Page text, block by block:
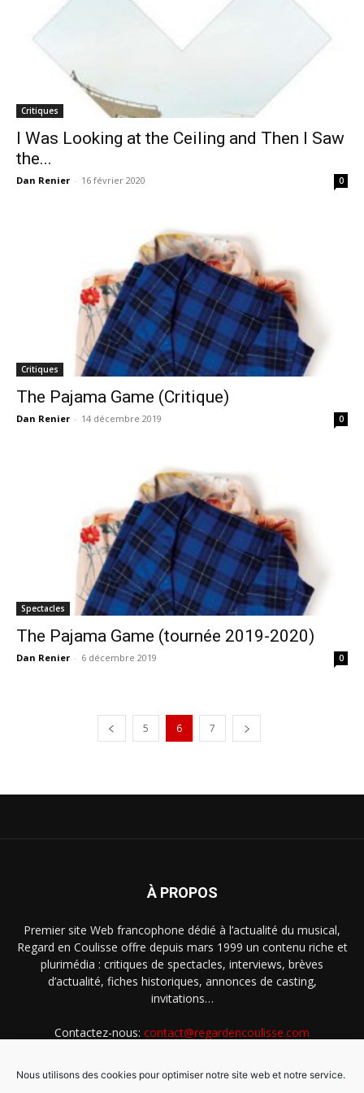
Nous utilisons des cookies pour optimiser notre site web et notre service.
Critiques
I Was Looking at the Ceiling and Then I Saw
the...
Dan Renier - 16 février 2020 0
Critiques
The Pajama Game (Critique)
Dan Renier - 14 décembre 2019 0
Spectacles
The Pajama Game (tournée 2019-2020)
Dan Renier - 6 décembre 2019 0
5 6 7
À PROPOS
Premier site Web francophone dédié à l’actualité du musical,
Regard en Coulisse offre depuis mars 1999 un contenu riche et
plurimédia : critiques de spectacles, interviews, brèves
d’actualité, fiches historiques, annonces de casting,
invitations…
Contactez-nous: contact@regardencoulisse.com